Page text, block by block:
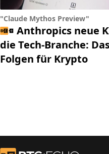
"Claude Mythos Preview"
Anthropics neue
die Tech-Branche:
Folgen für Krypto